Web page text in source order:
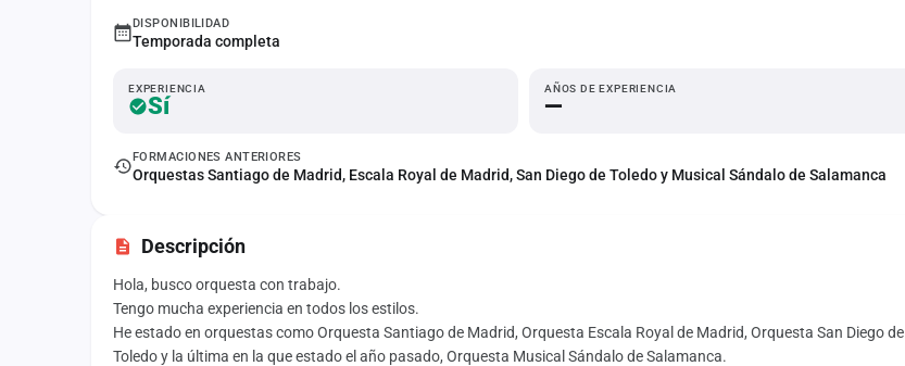
DISPONIBILIDAD
Temporada completa
EXPERIENCIA
Sí
AÑOS DE EXPERIENCIA
—
FORMACIONES ANTERIORES
Orquestas Santiago de Madrid, Escala Royal de Madrid, San Diego de Toledo y Musical Sándalo de Salamanca
Descripción
Hola, busco orquesta con trabajo.
Tengo mucha experiencia en todos los estilos.
He estado en orquestas como Orquesta Santiago de Madrid, Orquesta Escala Royal de Madrid, Orquesta San Diego de
Toledo y la última en la que estado el año pasado, Orquesta Musical Sándalo de Salamanca.
Iniciar sesión
Crear cuenta
Administración